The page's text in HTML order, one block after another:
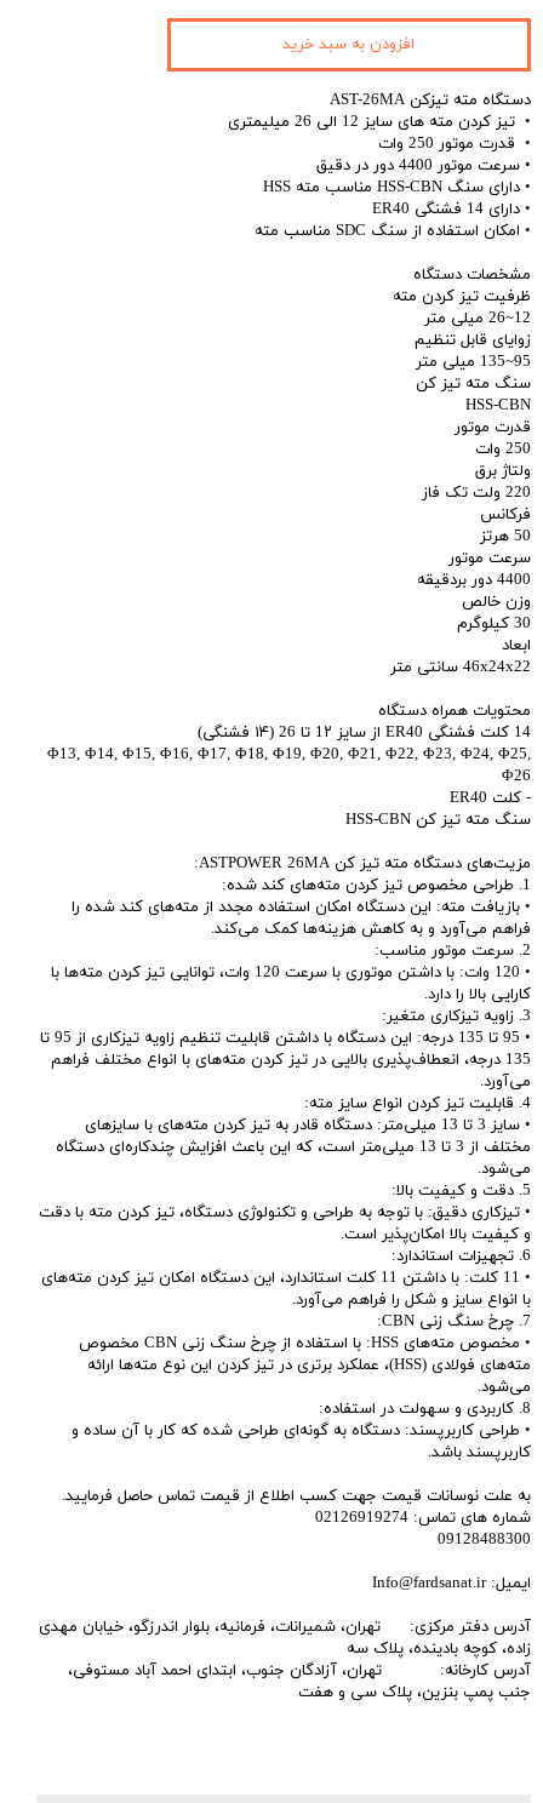
دستگاه مته تیزکن AST-26MA
• تیز کردن مته های سایز 12 الی 26 میلیمتری
• قدرت موتور 250 وات
• سرعت موتور 4400 دور در دقیق
• دارای سنگ HSS-CBN مناسب مته HSS
• دارای 14 فشنگی ER40
• امکان استفاده از سنگ SDC مناسب مته
مشخصات دستگاه
ظرفیت تیز کردن مته
12~26 میلی متر
زوایای قابل تنظیم
95~135 میلی متر
سنگ مته تیز کن
HSS-CBN
قدرت موتور
250 وات
ولتاژ برق
220 ولت تک فاز
فرکانس
50 هرتز
سرعت موتور
4400 دور بردقیقه
وزن خالص
30 کیلوگرم
ابعاد
46x24x22 سانتی متر
محتویات همراه دستگاه
14 کلت فشنگی ER40 از سایز 1۲ تا 26 (۱۴ فشنگی)
Φ13, Φ14, Φ15, Φ16, Φ17, Φ18, Φ19, Φ20, Φ21, Φ22, Φ23, Φ24, Φ25,
Φ26
- کلت ER40
سنگ مته تیز کن HSS-CBN
مزیت‌های دستگاه مته تیز کن ASTPOWER 26MA:
1. طراحی مخصوص تیز کردن مته‌های کند شده:
• بازیافت مته: این دستگاه امکان استفاده مجدد از مته‌های کند شده را
فراهم می‌آورد و به کاهش هزینه‌ها کمک می‌کند.
2. سرعت موتور مناسب:
• 120 وات: با داشتن موتوری با سرعت 120 وات، توانایی تیز کردن مته‌ها با
کارایی بالا را دارد.
3. زاویه تیزکاری متغیر:
• 95 تا 135 درجه: این دستگاه با داشتن قابلیت تنظیم زاویه تیزکاری از 95 تا
135 درجه، انعطاف‌پذیری بالایی در تیز کردن مته‌های با انواع مختلف فراهم
می‌آورد.
4. قابلیت تیز کردن انواع سایز مته:
• سایز 3 تا 13 میلی‌متر: دستگاه قادر به تیز کردن مته‌های با سایز‌های
مختلف از 3 تا 13 میلی‌متر است، که این باعث افزایش چندکاره‌ای دستگاه
می‌شود.
5. دقت و کیفیت بالا:
• تیزکاری دقیق: با توجه به طراحی و تکنولوژی دستگاه، تیز کردن مته با دقت
و کیفیت بالا امکان‌پذیر است.
6. تجهیزات استاندارد:
• 11 کلت: با داشتن 11 کلت استاندارد، این دستگاه امکان تیز کردن مته‌های
با انواع سایز و شکل را فراهم می‌آورد.
7. چرخ سنگ زنی CBN:
• مخصوص مته‌های HSS: با استفاده از چرخ سنگ زنی CBN مخصوص
مته‌های فولادی (HSS)، عملکرد برتری در تیز کردن این نوع مته‌ها ارائه
می‌شود.
8. کاربردی و سهولت در استفاده:
• طراحی کاربرپسند: دستگاه به گونه‌ای طراحی شده که کار با آن ساده و
کاربرپسند باشد.
به علت نوسانات قیمت جهت کسب اطلاع از قیمت تماس حاصل فرمایید.
شماره های تماس: 02126919274
09128488300
ایمیل: Info@fardsanat.ir
آدرس دفتر مرکزی: تهران، شمیرانات، فرمانیه، بلوار اندرزگو، خیابان مهدی
زاده، کوچه بادینده، پلاک سه
آدرس کارخانه: تهران، آزادگان جنوب، ابتدای احمد آباد مستوفی،
جنب پمپ بنزین، پلاک سی و هفت
افزودن به سبد خرید